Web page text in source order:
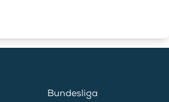
Bundesliga